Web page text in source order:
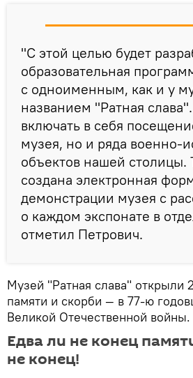
"С этой целью будет
образовательная
с одноименным, как и у
названием "Ратная
включать в себя
музея, но и ряда военно-
объектов нашей столицы.
создана электронная
демонстрации музея с
о каждом экспонате в
отметил Петрович.
Музей "Ратная слава" открыли
памяти и скорби — в 77-ю
Великой Отечественной войны.
Едва ли не конец
не конец!